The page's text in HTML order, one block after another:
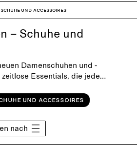
Schuhe und Accessoires
– Schuhe und
Damenschuhen und -
Essentials, die jede
und Extras, die nicht aus
und Accessoires
nach